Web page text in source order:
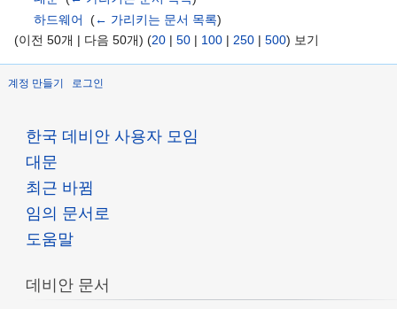
하드웨어
‎(← 가리키는 문서 목록)
(이전 50개 | 다음 50개) (20 | 50 | 100 | 250 | 500) 보기
계정 만들기 로그인
한국 데비안 사용자 모임
대문
최근 바뀜
임의 문서로
도움말
데비안 문서